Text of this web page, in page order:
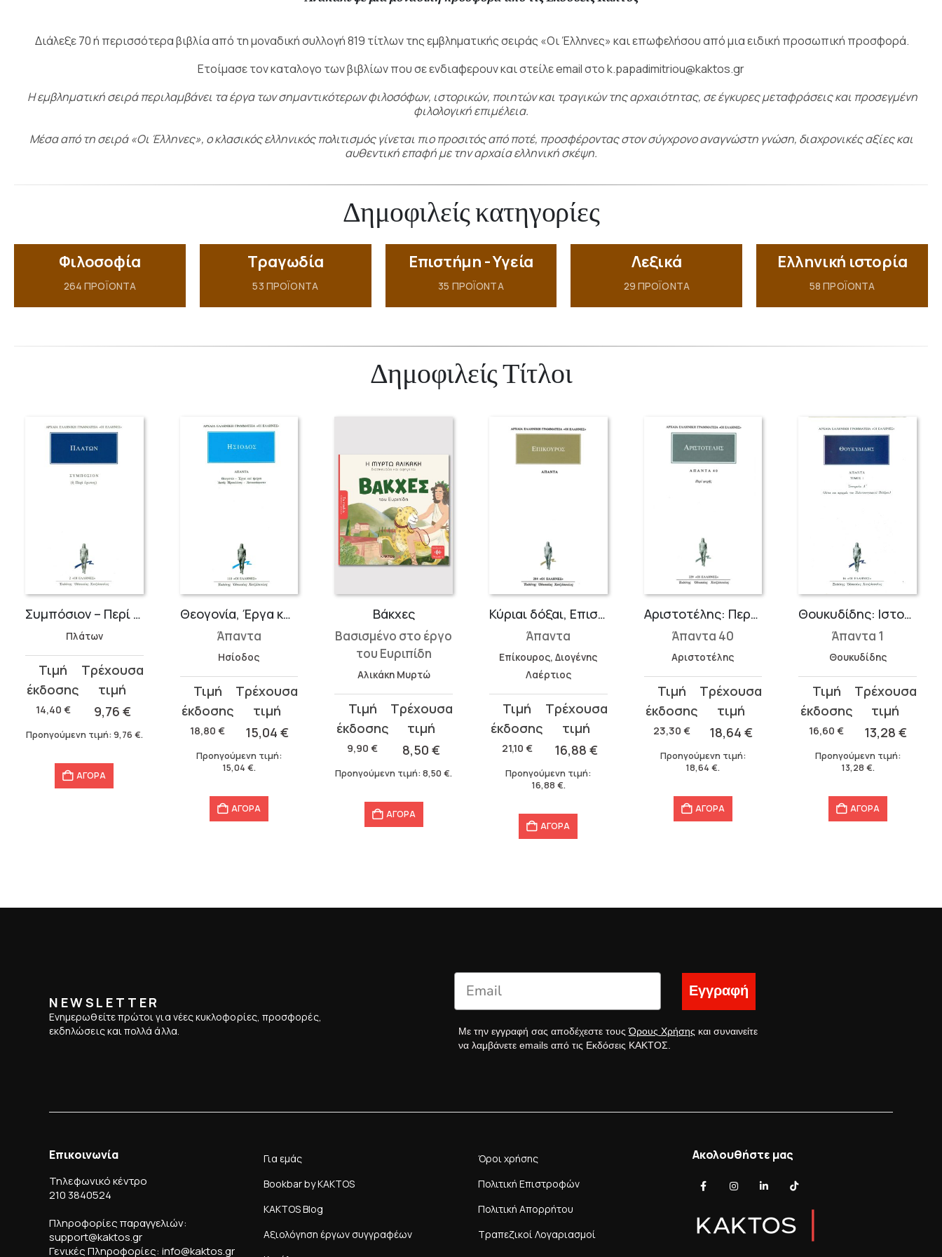
Διάλεξε 70 ή περισσότερα βιβλίααπό τη μοναδική συλλογή 819 τίτλωντης εμβληματικής σειράς «Οι Έλληνες» και επωφελήσου από μια ειδική προσωπική προσφορά.
Ετοίμασε τον καταλογο των βιβλίων που σε ενδιαφερουν και στείλε email στο k.papadimitriou@kaktos.gr
Η εμβληματική σειρά περιλαμβάνει τα έργα των σημαντικότερων φιλοσόφων, ιστορικών, ποιητών και τραγικών της αρχαιότητας, σε έγκυρες μεταφράσειςκαι προσεγμένη
φιλολογική επιμέλεια.
Μέσα από τη σειρά «Οι Έλληνες», ο κλασικός ελληνικός πολιτισμός γίνεται πιο προσιτός από ποτέ, προσφέροντας στον σύγχρονο αναγνώστη γνώση, διαχρονικές αξίες και
αυθεντική επαφή με την αρχαία ελληνική σκέψη.
Δημοφιλείς κατηγορίες
Φιλοσοφία
264 ΠΡΟΪΌΝΤΑ
Τραγωδία
53 ΠΡΟΪΌΝΤΑ
Επιστήμη - Υγεία
35 ΠΡΟΪΌΝΤΑ
Λεξικά
29 ΠΡΟΪΌΝΤΑ
Ελληνική ιστορία
58 ΠΡΟΪΌΝΤΑ
Δημοφιλείς Τίτλοι
Συμπόσιον – Περί Έρωτος
Πλάτων
14,40 €
Original
price
was:
14,40 €.
9,76 €
τρέχουσα
τιμή
είναι:
Προηγούμενη τιμή: 9,76 €.
ΑΓΟΡΑ
Θεογονία, Έργα και ημέραι, Ασπίς Ηρακλέους, Αποσπάσματα
Άπαντα
Ησίοδος
18,80€
Original
price
was:
18,80 €.
15,04 €
τρέχουσα
τιμή
είναι:
15,04 €.
Προηγούμενη τιμή:
15,04 €.
ΑΓΟΡΑ
Βάκχες
Βασισμένο στο έργο
του Ευριπίδη
Αλικάκη Μυρτώ
9,90€
Original
price
was:
9,90 €.
8,50€
τρέχουσα
τιμή
είναι:
Προηγούμενη τιμή:8,50€.
ΑΓΟΡΑ
Κύριαι δόξαι, Επιστολαί, Αποσπάσματα, 10ο βιβλίο Διογένη Λαέρτιου
Άπαντα
Επίκουρος, Διογένης
Λαέρτιος
21,10 €
Original
price
was:
21,10 €.
16,88€
τρέχουσα
τιμή
είναι:
16,88 €.
Προηγούμενη τιμή:
16,88 €.
ΑΓΟΡΑ
Αριστοτέλης: Περί ψυχής
Άπαντα 40
Αριστοτέλης
23,30 €
Original
price
was:
23,30 €.
18,64 €
τρέχουσα
τιμή
είναι:
18,64 €.
Προηγούμενη τιμή:
18,64€.
ΑΓΟΡΑ
Θουκυδίδης: Ιστοριών Α΄
Άπαντα 1
Θουκυδίδης
16,60€
Original
price
was:
16,60 €.
13,28 €
τρέχουσα
τιμή
είναι:
13,28 €.
Προηγούμενη τιμή:
13,28 €.
ΑΓΟΡΑ
NEWSLETTER
Ενημερωθείτε πρώτοι για νέες κυκλοφορίες, προσφορές,
εκδηλώσεις και πολλά άλλα.
Εγγραφή
Με την εγγραφή σας αποδέχεστε τουςΌρους Χρήσης και συναινείτε
να λαμβάνετε emails από τις Εκδόσεις ΚΑΚΤΟΣ.
Επικοινωνία
Τηλεφωνικό κέντρο
210 3840524
Πληροφορίες παραγγελιών:
support@kaktos.gr
Γενικές Πληροφορίες: info@kaktos.gr
Για εμάς
Bookbar by KAKTOS
KAKTOS Blog
Αξιολόγηση έργων συγγραφέων
Όροι χρήσης
Πολιτική Επιστροφών
Πολιτική Απορρήτου
Τραπεζικοί Λογαριασμοί
Ακολουθήστε μας